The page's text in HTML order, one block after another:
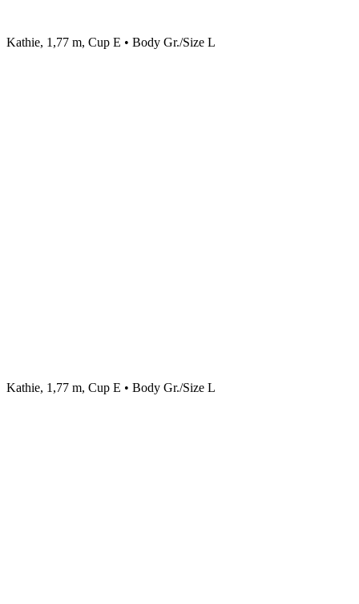
Kathie, 1,77 m, Cup E • Body Gr./Size L
Kathie, 1,77 m, Cup E • Body Gr./Size L